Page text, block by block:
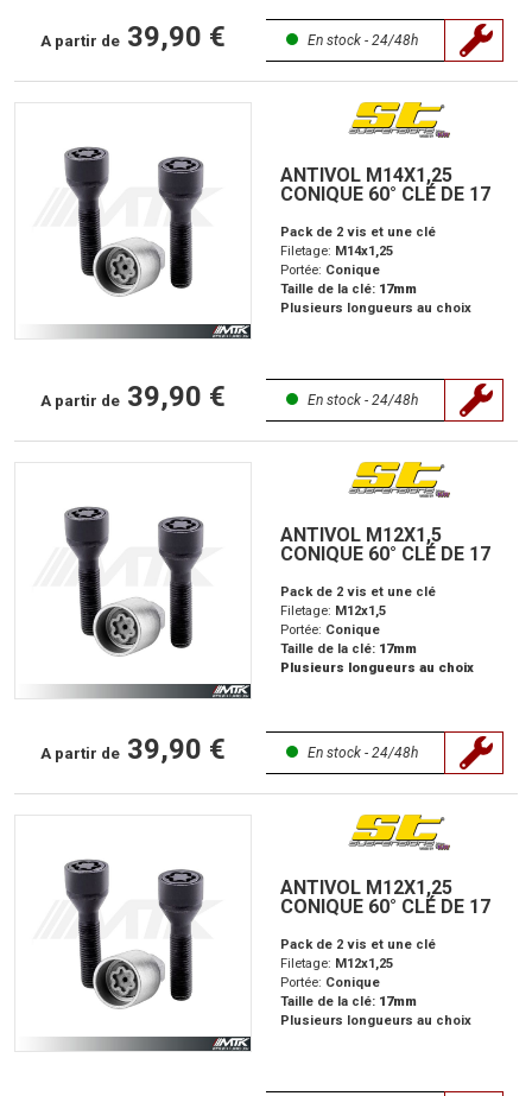
A partir de 39,90 € En stock - 24/48h
ANTIVOL M14X1,25
CONIQUE 60° CLÉ DE 17
Pack de 2 vis et une clé
Filetage: M14x1,25
Portée: Conique
Taille de la clé: 17mm
Plusieurs longueurs au choix
A partir de 39,90 € En stock - 24/48h
ANTIVOL M12X1,5
CONIQUE 60° CLÉ DE 17
Pack de 2 vis et une clé
Filetage: M12x1,5
Portée: Conique
Taille de la clé: 17mm
Plusieurs longueurs au choix
A partir de 39,90 € En stock - 24/48h
ANTIVOL M12X1,25
CONIQUE 60° CLÉ DE 17
Pack de 2 vis et une clé
Filetage: M12x1,25
Portée: Conique
Taille de la clé: 17mm
Plusieurs longueurs au choix